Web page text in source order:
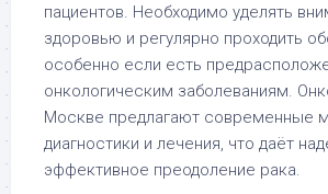
пациентов. Необходимо уделять
здоровью и регулярно проходить
особенно если есть
онкологическим заболеваниям.
Москве предлагают современные
диагностики и лечения, что даёт
эффективное преодоление рака.